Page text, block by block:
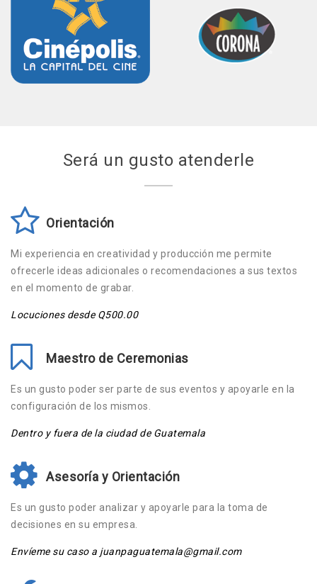
Será un gusto atenderle
Orientación
Mi experiencia en creatividad y producción me permite
ofrecerle ideas adicionales o recomendaciones a sus textos
en el momento de grabar.
Locuciones desde Q500.00
Maestro de Ceremonias
Es un gusto poder ser parte de sus eventos y apoyarle en la
configuración de los mismos.
Dentro y fuera de la ciudad de Guatemala
Asesoría y Orientación
Es un gusto poder analizar y apoyarle para la toma de
decisiones en su empresa.
Envíeme su caso a juanpaguatemala@gmail.com